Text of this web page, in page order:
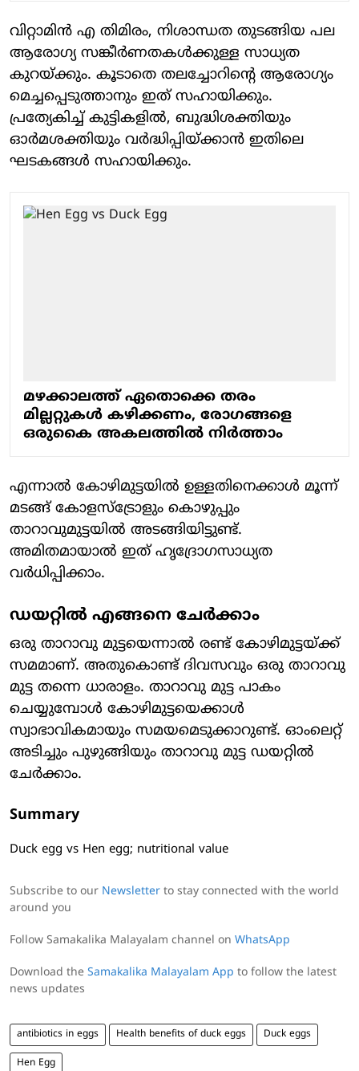
വിറ്റാമിന്‍ എ തിമിരം, നിശാന്ധത തുടങ്ങിയ പല
ആരോഗ്യ സങ്കീർണതകൾക്കുള്ള സാധ്യത
കുറയ്ക്കും. കൂടാതെ തലച്ചോറിൻ്റെ ആരോഗ്യം
മെച്ചപ്പെടുത്താനും ഇത് സഹായിക്കും.
പ്രത്യേകിച്ച് കുട്ടികളിൽ, ബുദ്ധിശക്തിയും
ഓര്‍മശക്തിയും വര്‍ദ്ധിപ്പിയ്ക്കാന്‍ ഇതിലെ
ഘടകങ്ങള്‍ സഹായിക്കും.
മഴക്കാലത്ത് ഏതൊക്കെ തരം
മില്ലറ്റുകൾ കഴിക്കണം, രോഗങ്ങളെ
ഒരുകൈ അകലത്തിൽ നി‍ർത്താം
എന്നാൽ കോഴിമുട്ടയിൽ ഉള്ളതിനെക്കാൾ മൂന്ന്
മടങ്ങ് കോളസ്ട്രോളും കൊഴുപ്പും
താറാവുമുട്ടയിൽ അടങ്ങിയിട്ടുണ്ട്.
അമിതമായാൽ ഇത് ഹൃദ്രോഗസാധ്യത
വർധിപ്പിക്കാം.
ഡയറ്റിൽ എങ്ങനെ ചേർക്കാം
ഒരു താറാവു മുട്ടയെന്നാൽ രണ്ട് കോഴിമുട്ടയ്ക്ക്
സമമാണ്. അതുകൊണ്ട് ദിവസവും ഒരു താറാവു
മുട്ട തന്നെ ധാരാളം. താറാവു മുട്ട പാകം
ചെയ്യുമ്പോൾ കോഴിമുട്ടയെക്കാൾ
സ്വാഭാവികമായും സമയമെടുക്കാറുണ്ട്. ഓംലെറ്റ്
അടിച്ചും പുഴുങ്ങിയും താറാവു മുട്ട ഡയറ്റിൽ
ചേർക്കാം.
Summary
Duck egg vs Hen egg; nutritional value
Subscribe to our Newsletter to stay connected with the world
around you
Follow Samakalika Malayalam channel on WhatsApp
Download the Samakalika Malayalam App to follow the latest
news updates
antibiotics in eggs Health benefits of duck eggs Duck eggs
Hen Egg